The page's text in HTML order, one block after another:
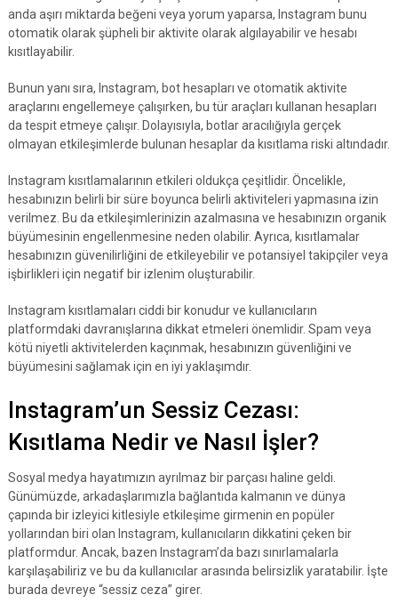
anda aşırı miktarda beğeni veya yorum yaparsa, Instagram bunu
otomatik olarak şüpheli bir aktivite olarak algılayabilir ve hesabı
kısıtlayabilir.
Bunun yanı sıra, Instagram, bot hesapları ve otomatik aktivite
araçlarını engellemeye çalışırken, bu tür araçları kullanan hesapları
da tespit etmeye çalışır. Dolayısıyla, botlar aracılığıyla gerçek
olmayan etkileşimlerde bulunan hesaplar da kısıtlama riski altındadır.
Instagram kısıtlamalarının etkileri oldukça çeşitlidir. Öncelikle,
hesabınızın belirli bir süre boyunca belirli aktiviteleri yapmasına izin
verilmez. Bu da etkileşimlerinizin azalmasına ve hesabınızın organik
büyümesinin engellenmesine neden olabilir. Ayrıca, kısıtlamalar
hesabınızın güvenilirliğini de etkileyebilir ve potansiyel takipçiler veya
işbirlikleri için negatif bir izlenim oluşturabilir.
Instagram kısıtlamaları ciddi bir konudur ve kullanıcıların
platformdaki davranışlarına dikkat etmeleri önemlidir. Spam veya
kötü niyetli aktivitelerden kaçınmak, hesabınızın güvenliğini ve
büyümesini sağlamak için en iyi yaklaşımdır.
Instagram’un Sessiz Cezası:
Kısıtlama Nedir ve Nasıl İşler?
Sosyal medya hayatımızın ayrılmaz bir parçası haline geldi.
Günümüzde, arkadaşlarımızla bağlantıda kalmanın ve dünya
çapında bir izleyici kitlesiyle etkileşime girmenin en popüler
yollarından biri olan Instagram, kullanıcıların dikkatini çeken bir
platformdur. Ancak, bazen Instagram’da bazı sınırlamalarla
karşılaşabiliriz ve bu da kullanıcılar arasında belirsizlik yaratabilir. İşte
burada devreye “sessiz ceza” girer.